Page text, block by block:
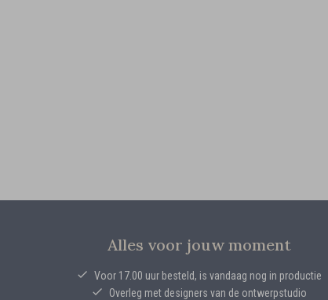
Alles voor jouw moment
Voor 17.00 uur besteld, is vandaag nog in productie
Overleg met designers van de ontwerpstudio